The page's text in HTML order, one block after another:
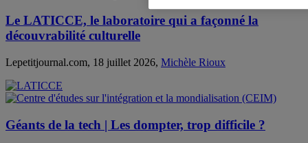
Le LATICCE, le laboratoire qui a façonné la
découvrabilité culturelle
Lepetitjournal.com, 18 juillet 2026, Michèle Rioux
Géants de la tech | Les dompter, trop difficile ?